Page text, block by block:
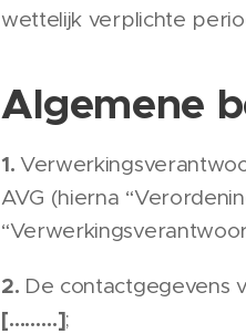
wettelijk verplichte
Algemene
1.
AVG (hierna
2. De contactgegevens
[………];